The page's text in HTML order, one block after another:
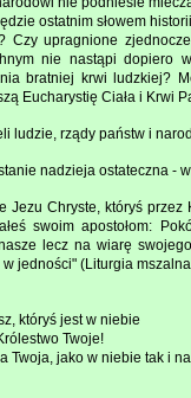
ostatnim słowem
Czy upragnione
nie nastąpi dopiero
bratniej krwi ludzkiej?
Eucharystię Ciała i Krwi
ludzie, rządy państw i
nadzieja ostateczna -
Jezu Chryste, któryś przez
swoim apostołom:
lecz na wiarę
jedności" (Liturgia
któryś jest w niebie
Twoje!
Twoja, jako w niebie tak i